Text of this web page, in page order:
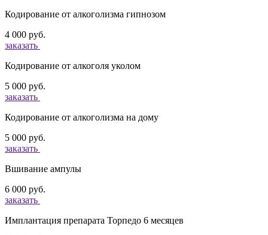
Кодирование от алкоголизма гипнозом
4 000 руб.
заказать
Кодирование от алкоголя уколом
5 000 руб.
заказать
Кодирование от алкоголизма на дому
5 000 руб.
заказать
Вшивание ампулы
6 000 руб.
заказать
Имплантация препарата Торпедо 6 месяцев